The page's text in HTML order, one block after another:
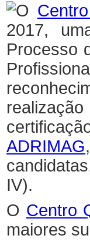
O
2017,
Processo
ADRIMAG
IV).
O Centro
maiores